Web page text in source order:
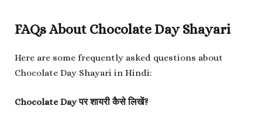
FAQs About Chocolate Day Shayari
Here are some frequently asked questions about
Chocolate Day Shayari in Hindi:
Chocolate Day पर शायरी कैसे लिखें?